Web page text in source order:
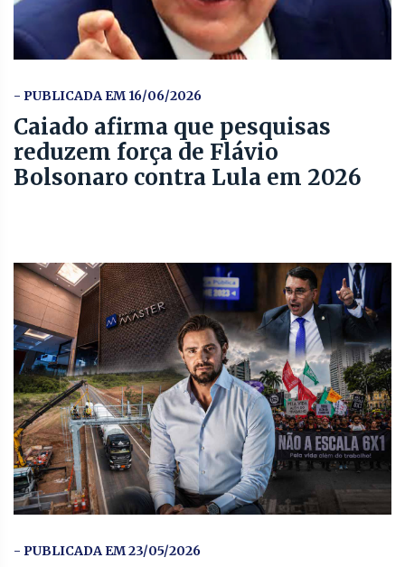
- PUBLICADA EM 16/06/2026
Caiado afirma que pesquisas
reduzem força de Flávio
Bolsonaro contra Lula em 2026
- PUBLICADA EM 23/05/2026